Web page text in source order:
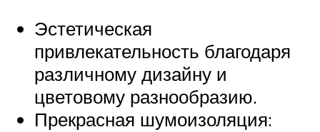
Эстетическая
привлекательность благодаря
различному дизайну и
цветовому разнообразию.
Прекрасная шумоизоляция: